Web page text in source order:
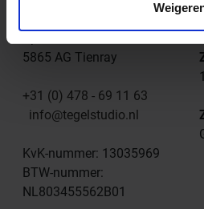
5865 AG Tienray
+31 (0) 478 - 69 11 63
info@tegelstudio.nl
KvK-nummer: 13035969
BTW-nummer:
NL803455562B01